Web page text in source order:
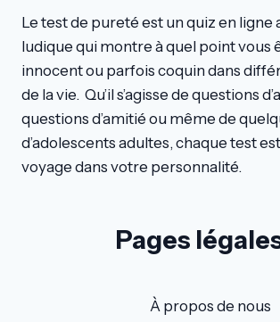
Le test de pureté est un quiz en ligne
ludique qui montre à quel point vous
innocent ou parfois coquin dans
de la vie. Qu’il s’agisse de questions
questions d’amitié ou même de
d’adolescents adultes, chaque test
voyage dans votre personnalité.
Pages
À propos de nous